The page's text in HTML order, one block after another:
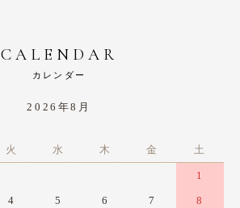
CALENDAR
カレンダー
2026年8月
火 水 木 金 土
1
4 5 6 7 8